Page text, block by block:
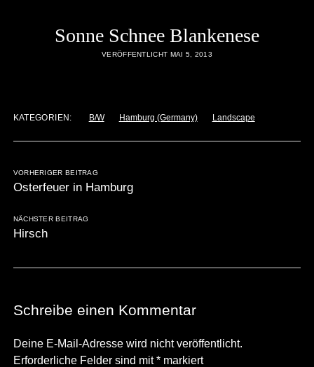
Sonne Schnee Blankenese
VERÖFFENTLICHT MAI 5, 2013
KATEGORIEN: B/W Hamburg (Germany) Landscape
VORHERIGER BEITRAG
Osterfeuer in Hamburg
NÄCHSTER BEITRAG
Hirsch
Schreibe einen Kommentar
Deine E-Mail-Adresse wird nicht veröffentlicht.
Erforderliche Felder sind mit*markiert